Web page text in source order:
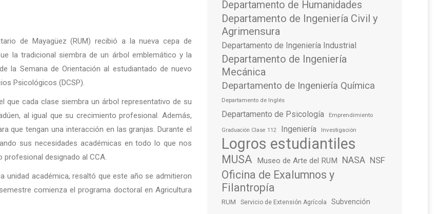
de Mayagüez (RUM) recibió a la nueva cepa de
la tradicional siembra de un árbol emblemático y la
la Semana de Orientación al estudiantado de nuevo
Psicológicos (DCSP).
que cada clase siembra un árbol representativo de su
al igual que su crecimiento profesional. Además,
que tengan una interacción en las granjas. Durante el
sus necesidades académicas en todo lo que nos
profesional designado al CCA.
unidad académica, resaltó que este año se admitieron
comienza el programa doctoral en Agricultura
Departamento de Humanidades
Departamento de Ingeniería Civil y
Agrimensura
Departamento de Ingeniería Industrial
Departamento de Ingeniería
Mecánica
Departamento de Ingeniería Química
Departamento de Inglés
Departamento de Psicología Emprendimiento
Graduación Clase 112 Ingeniería Investigación
Logros estudiantiles
MUSA Museo de Arte del RUM NASA NSF
Oficina de Exalumnos y
Filantropía
RUM Servicio de Extensión Agrícola Subvención